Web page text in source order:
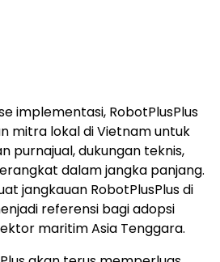
www.robotplusplus.com.